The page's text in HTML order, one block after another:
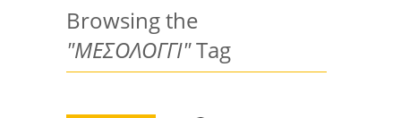
Browsing the
"ΜΕΣΟΛΟΓΓΙ"Tag